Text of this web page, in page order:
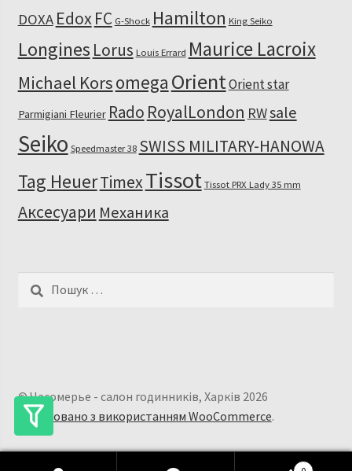
DOXA EdoxFC G-Shock Hamilton King Seiko
Longines Lorus Louis Errard Maurice Lacroix
Michael Korsomega OrientOrient star
Parmigiani Fleurier Rado RoyalLondon RWsale
Seiko Speedmaster 38 SWISS MILITARY-HANOWA
Tag HeuerTimexTissot Tissot PRX Lady 35 mm
Аксесуари Механика
Пошук:
© Часомерье - салон годинників, Харків 2026
Побудовано з використанням WooCommerce.